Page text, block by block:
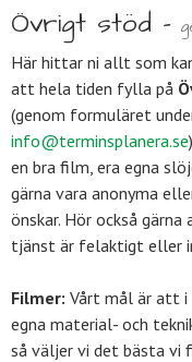
Övrigt stöd -
Här hittar ni allt som
att hela tiden fylla på
(genom formuläret
info@terminsplanera.se
en bra film, era egna
gärna vara anonyma
önskar. Hör också
tjänst är felaktigt eller
Filmer: Vårt mål är att i
egna material- och
så väljer vi det bästa vi